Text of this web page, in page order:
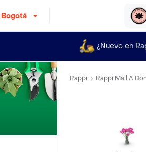
Bogotá
¿Nuevo en
Rappi Rappi Mall A